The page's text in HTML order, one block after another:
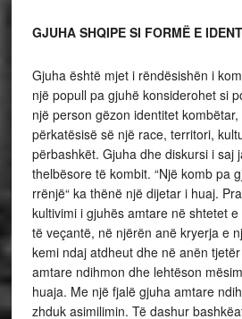
GJUHA SHQIPE SI FORMË E
Gjuha është mjet i rëndësishën i
një popull pa gjuhë konsiderohet si
një person gëzon identitet
përkatësisë së një race, territori,
përbashkët. Gjuha dhe diskursi i saj
thelbësore të kombit. “Një komb pa
rrënjë“ ka thënë një dijetar i huaj.
kultivimi i gjuhës amtare në shtetet
të veçantë, në njërën anë kryerja e
kemi ndaj atdheut dhe në anën
amtare ndihmon dhe lehtëson
huaja. Me një fjalë gjuha amtare
zhduk asimilimin. Të dashur